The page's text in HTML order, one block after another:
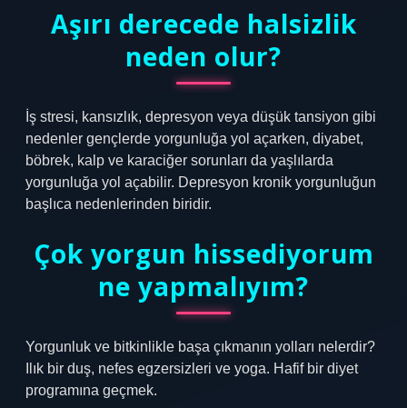
Aşırı derecede halsizlik
neden olur?
İş stresi, kansızlık, depresyon veya düşük tansiyon gibi
nedenler gençlerde yorgunluğa yol açarken, diyabet,
böbrek, kalp ve karaciğer sorunları da yaşlılarda
yorgunluğa yol açabilir. Depresyon kronik yorgunluğun
başlıca nedenlerinden biridir.
Çok yorgun hissediyorum
ne yapmalıyım?
Yorgunluk ve bitkinlikle başa çıkmanın yolları nelerdir?
Ilık bir duş, nefes egzersizleri ve yoga. Hafif bir diyet
programına geçmek.